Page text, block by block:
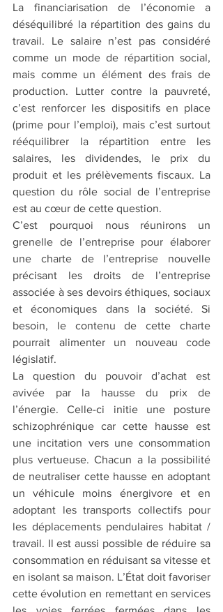
La financiarisation de l’économie a
déséquilibré la répartition des gains du
travail. Le salaire n’est pas considéré
comme un mode de répartition social,
mais comme un élément des frais de
production. Lutter contre la pauvreté,
c’est renforcer les dispositifs en place
(prime pour l’emploi), mais c’est surtout
rééquilibrer la répartition entre les
salaires, les dividendes, le prix du
produit et les prélèvements fiscaux. La
question du rôle social de l’entreprise
est au cœur de cette question.
C’est pourquoi nous réunirons un
grenelle de l’entreprise pour élaborer
une charte de l’entreprise nouvelle
précisant les droits de l’entreprise
associée à ses devoirs éthiques, sociaux
et économiques dans la société. Si
besoin, le contenu de cette charte
pourrait alimenter un nouveau code
législatif.
La question du pouvoir d’achat est
avivée par la hausse du prix de
l’énergie. Celle-ci initie une posture
schizophrénique car cette hausse est
une incitation vers une consommation
plus vertueuse. Chacun a la possibilité
de neutraliser cette hausse en adoptant
un véhicule moins énergivore et en
adoptant les transports collectifs pour
les déplacements pendulaires habitat /
travail. Il est aussi possible de réduire sa
consommation en réduisant sa vitesse et
en isolant sa maison. L’État doit favoriser
cette évolution en remettant en services